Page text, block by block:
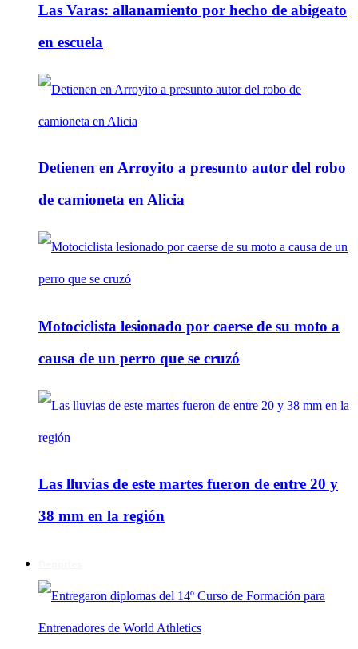
Las Varas: allanamiento por hecho de abigeato
en escuela
Detienen en Arroyito a presunto autor del robo
de camioneta en Alicia
Motociclista lesionado por caerse de su moto a
causa de un perro que se cruzó
Las lluvias de este martes fueron de entre 20 y
38 mm en la región